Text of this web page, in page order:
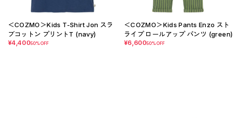
＜COZMO＞Kids T-Shirt Jon スラ
ブコットン プリントT (navy)
¥4,40050%OFF
＜COZMO＞Kids Pants Enzo スト
ライプ ロールアップ パンツ (green)
¥6,60050%OFF